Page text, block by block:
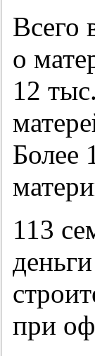
Всего
о
12
Более
113
при